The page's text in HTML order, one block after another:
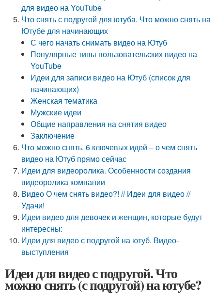
для видео на YouTube
Что снять с подругой для ютуба. Что можно снять на
Ютубе для начинающих
С чего начать снимать видео на Ютуб
Популярные типы пользовательских видео на
YouTube
Идеи для записи видео на Ютуб (список для
начинающих)
Женская тематика
Мужские идеи
Общие направления на снятия видео
Заключение
Что можно снять. 6 ключевых идей – о чем снять
видео на Ютуб прямо сейчас
Идеи для видеоролика. Особенности создания
видеоролика компании
Видео О чем снять видео?! // Идеи для видео //
Удачи!
Идеи видео для девочек и женщин, которые будут
интересны:
Идеи для видео с подругой на ютуб. Видео-
выступления
Идеи для видео с подругой. Что
можно снять (с подругой) на ютубе?